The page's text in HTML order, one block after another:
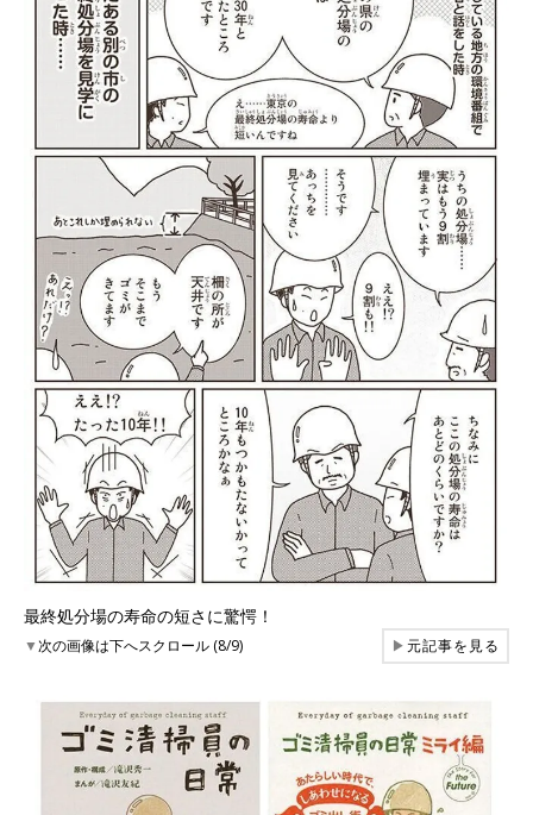
最終処分場の寿命の短さに驚愕！
▼次の画像は下へスクロール (8/9) ▶元記事を見る